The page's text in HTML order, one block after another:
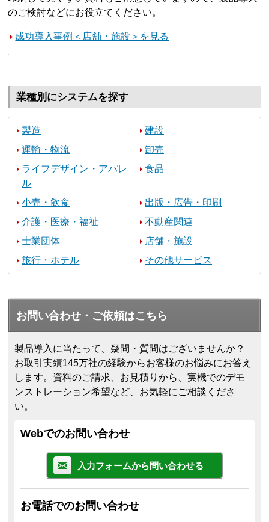
のご検討などにお役立てください。
成功導入事例＜店舗・施設＞を見る
業種別にシステムを探す
製造
建設
運輸・物流
卸売
ライフデザイン・アパレ
ル
食品
小売・飲食
出版・広告・印刷
介護・医療・福祉
不動産関連
士業団体
店舗・施設
旅行・ホテル
その他サービス
お問い合わせ・ご依頼はこちら
製品導入に当たって、疑問・質問はございませんか？
お取引実績145万社の経験からお客様のお悩みにお答え
します。 資料のご請求、お見積りから、実機でのデモ
ンストレーション希望など、お気軽にご相談くださ
い。
Webでのお問い合わせ
入力フォームから問い合わせる
お電話でのお問い合わせ